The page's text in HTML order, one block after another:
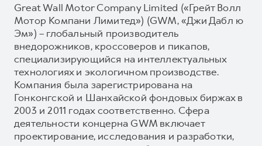
Great Wall Motor Company Limited («Грейт Волл
Мотор Компани Лимитед») (GWM, «Джи Дабл ю
Эм») – глобальный производитель
внедорожников, кроссоверов и пикапов,
специализирующийся на интеллектуальных
технологиях и экологичном производстве.
Компания была зарегистрирована на
Гонконгской и Шанхайской фондовых биржах в
2003 и 2011 годах соответственно. Сфера
деятельности концерна GWM включает
проектирование, исследования и разработки,